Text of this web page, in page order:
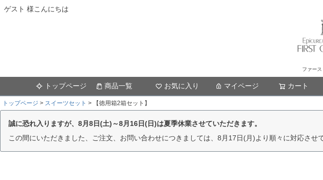
ゲスト 様こんにちは
ファー
トップページ 商品一覧 お気に入り マイページ カート
トップページ スイーツセット 【徳用箱2箱セット】
誠に恐れ入りますが、8月8日(土)～8月16日(日)は夏季休業させていただきます。
この間にいただきました、ご注文、お問い合わせにつきましては、8月17日(月)より順々に対応させ